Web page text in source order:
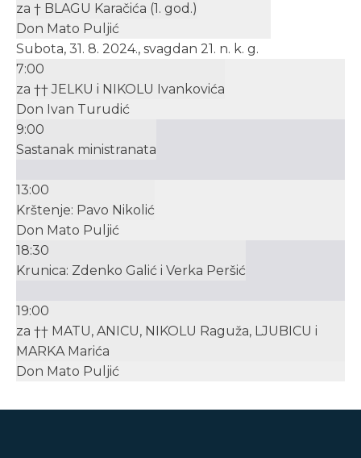
za † BLAGU Karačića (1. god.)
Don Mato Puljić
Subota, 31. 8. 2024., svagdan 21. n. k. g.
7:00
za †† JELKU i NIKOLU Ivankovića
Don Ivan Turudić
9:00
Sastanak ministranata
13:00
Krštenje: Pavo Nikolić
Don Mato Puljić
18:30
Krunica: Zdenko Galić i Verka Peršić
19:00
za †† MATU, ANICU, NIKOLU Raguža, LJUBICU i
MARKA Marića
Don Mato Puljić